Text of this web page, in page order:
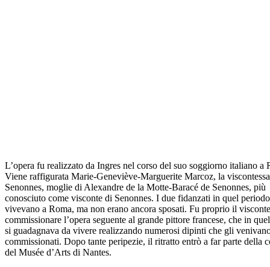
L’opera fu realizzato da Ingres nel corso del suo soggiorno italiano a
Viene raffigurata Marie-Geneviève-Marguerite Marcoz, la
Senonnes, moglie di Alexandre de la Motte-Baracé de Senonnes, più
conosciuto come visconte di Senonnes. I due fidanzati in quel periodo
vivevano a Roma, ma non erano ancora sposati. Fu proprio il
commissionare l’opera seguente al grande pittore francese, che in
si guadagnava da vivere realizzando numerosi dipinti che gli
commissionati. Dopo tante peripezie, il ritratto entrò a far parte della
del Musée d’Arts di Nantes.